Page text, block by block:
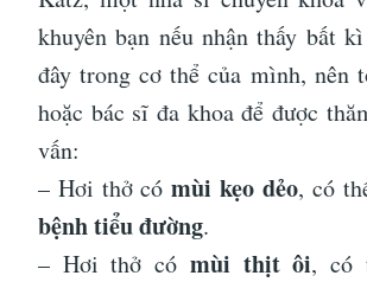
khuyên bạn nếu nhận thấy bất
đây trong cơ thể của mình, nên
hoặc bác sĩ đa khoa để được
vấn:
– Hơi thở cómùi kẹo dẻo, có
bệnh tiểu đường.
– Hơi thở có mùi thịt ôi, có